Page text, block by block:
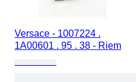
Versace - 1007224 .
1A00601 . 95 . 38 - Riem